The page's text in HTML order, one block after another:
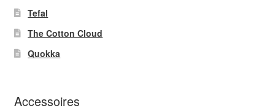
Tefal
The Cotton Cloud
Quokka
Accessoires